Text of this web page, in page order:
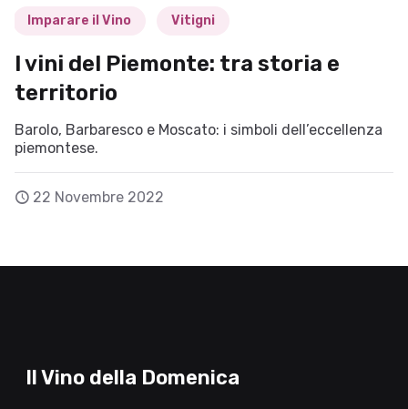
Imparare il Vino Vitigni
I vini del Piemonte: tra storia e
territorio
Barolo, Barbaresco e Moscato: i simboli dell’eccellenza
piemontese.
22 Novembre 2022
Il Vino della Domenica